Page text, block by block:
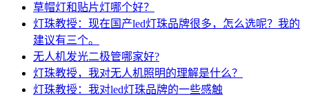
草帽灯和贴片灯哪个好？
灯珠教授：现在国产led灯珠品牌很多，怎么选呢？我的
建议有三个。
无人机发光二极管哪家好?
灯珠教授，我对无人机照明的理解是什么？
灯珠教授：我对led灯珠品牌的一些感触